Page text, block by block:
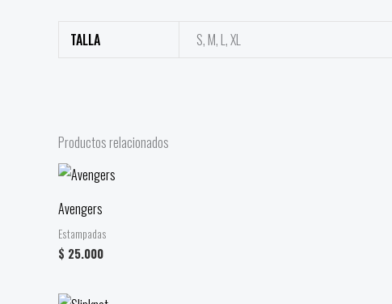
TALLA S, M, L, XL
Productos relacionados
Avengers
Estampadas
$ 25.000